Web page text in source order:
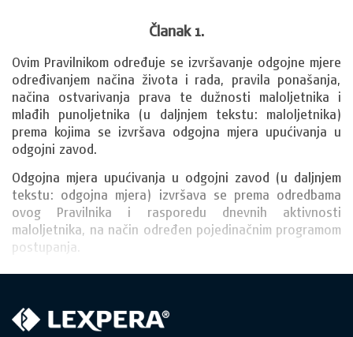
Članak 1.
Ovim Pravilnikom određuje se izvršavanje odgojne mjere
određivanjem načina života i rada, pravila ponašanja,
načina ostvarivanja prava te dužnosti maloljetnika i
mlađih punoljetnika (u daljnjem tekstu: maloljetnika)
prema kojima se izvršava odgojna mjera upućivanja u
odgojni zavod.
Odgojna mjera upućivanja u odgojni zavod (u daljnjem
tekstu: odgojna mjera) izvršava se prema odredbama
ovog Pravilnika i rasporedu dnevnih aktivnosti
maloljetnika, na način određen pojedinačnim programom
postupanja.